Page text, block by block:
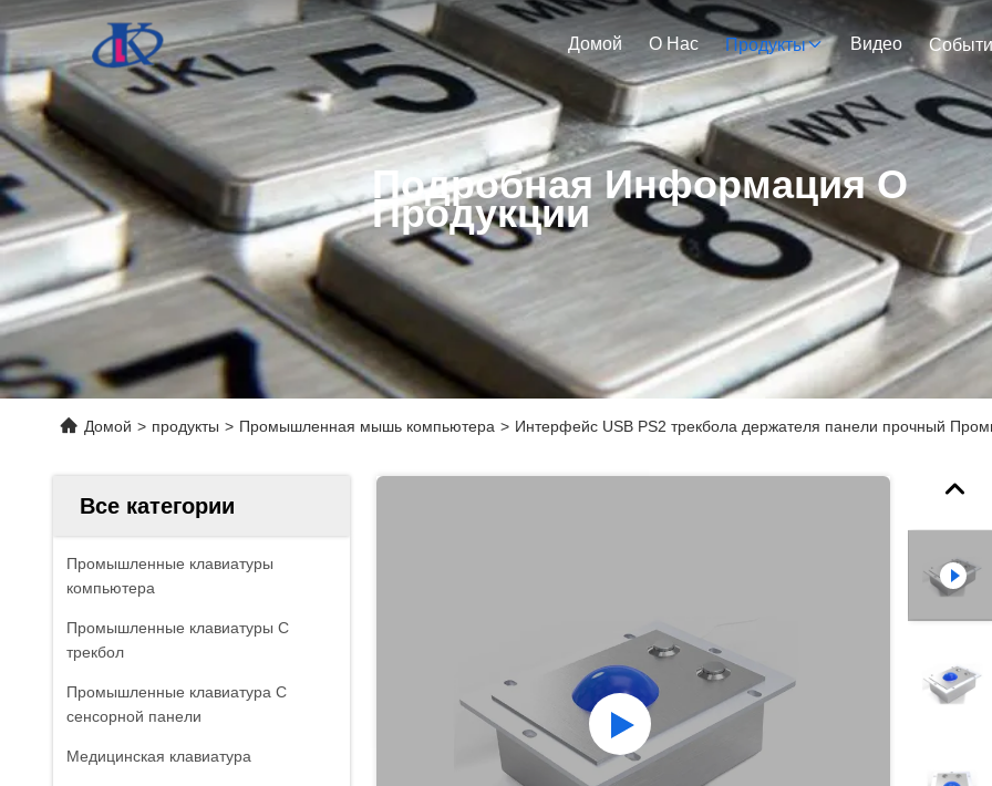
Домой О Нас Продукты Видео
Подробная Информация О
Продукции
Домой > продукты > Промышленная мышь компьютера > Интерфейс USB PS2 трекбола держателя панели прочный
Все категории
Промышленные клавиатуры
компьютера
Промышленные клавиатуры С
трекбол
Промышленные клавиатура С
сенсорной панели
Медицинская клавиатура